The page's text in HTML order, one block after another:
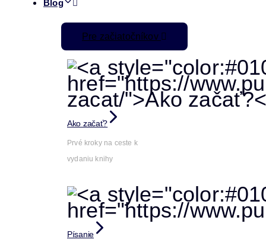
Blog
Pre začiatočníkov
Ako začať?
Prvé kroky na ceste k
vydaniu knihy
Písanie